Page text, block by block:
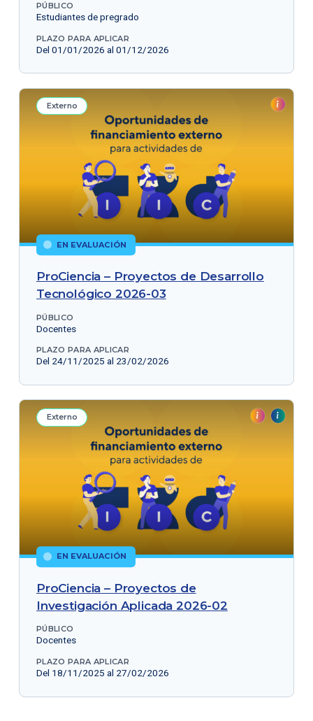
PÚBLICO
Estudiantes de pregrado
PLAZO PARA APLICAR
Del 01/01/2026 al 01/12/2026
Externo
EN EVALUACIÓN
ProCiencia – Proyectos de Desarrollo
Tecnológico 2026-03
PÚBLICO
Docentes
PLAZO PARA APLICAR
Del 24/11/2025 al 23/02/2026
Externo
EN EVALUACIÓN
ProCiencia – Proyectos de
Investigación Aplicada 2026-02
PÚBLICO
Docentes
PLAZO PARA APLICAR
Del 18/11/2025 al 27/02/2026